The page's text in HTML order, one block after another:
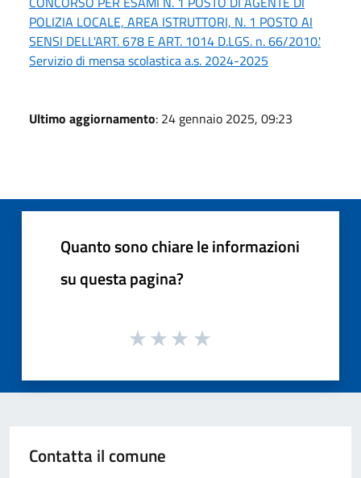
POLIZIA LOCALE, AREA ISTRUTTORI, N. 1 POSTO AI
SENSI DELL'ART. 678 E ART. 1014 D.LGS. n. 66/2010.'
Servizio di mensa scolastica a.s. 2024-2025
Ultimo aggiornamento: 24 gennaio 2025, 09:23
Quanto sono chiare le informazioni
su questa pagina?
Contatta il comune